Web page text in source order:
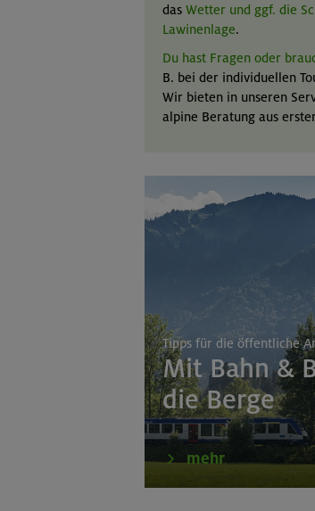
das Wetter und ggf. die
Lawinenlage.
Du hast Fragen oder
B. bei der individuellen
Wir bieten in unseren
alpine Beratung aus
Tipps für die öffentliche
Mit Bahn &
die Berge
mehr